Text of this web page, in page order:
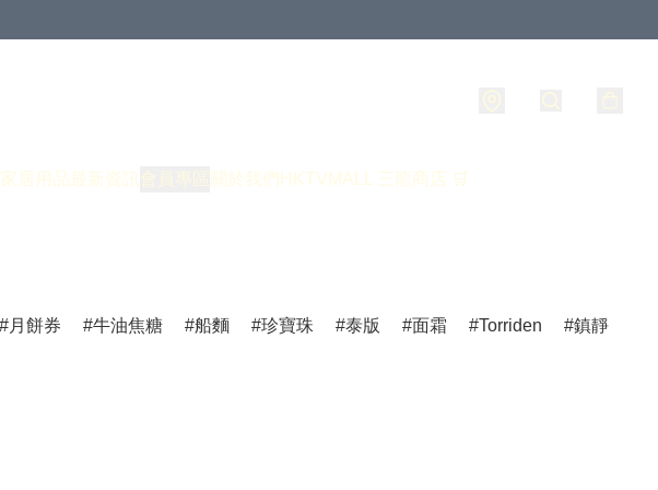
家居用品 最新資訊 關於我們 HKTVMALL 三龍商店 🛒
月餅券 牛油焦糖 船麵 珍寶珠 泰版 面霜 Torriden 鎮靜